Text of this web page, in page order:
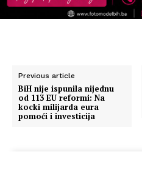
Previous article
BiH nije ispunila nijednu
od 113 EU reformi: Na
kocki milijarda eura
pomoći i investicija